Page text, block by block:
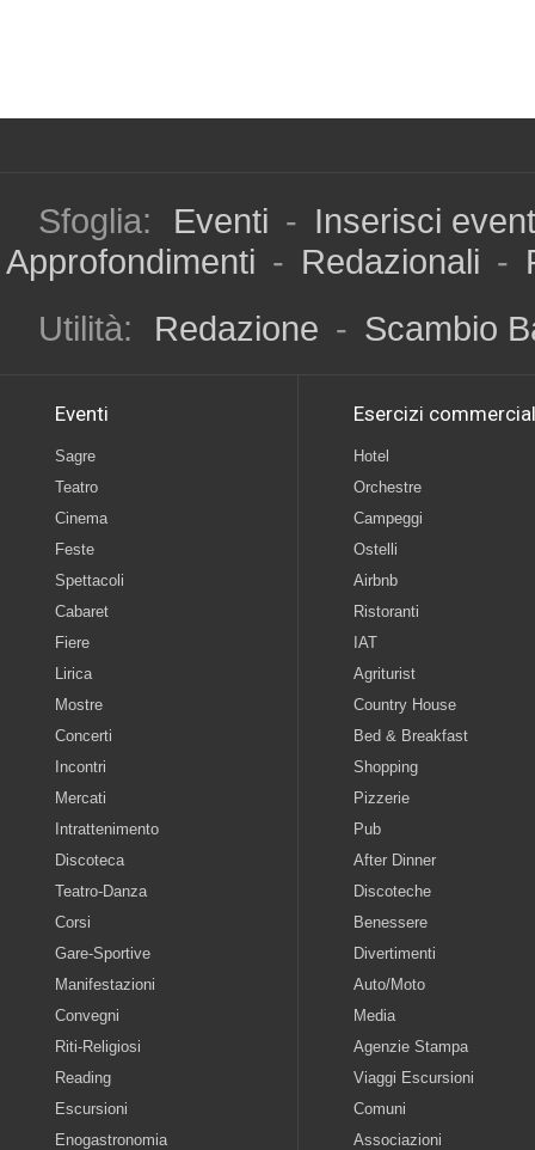
Sfoglia: Eventi - Inserisci
Approfondimenti - Redazionali -
Utilità:
Redazione - Scambio
Eventi
Sagre
Teatro
Cinema
Feste
Spettacoli
Cabaret
Fiere
Lirica
Mostre
Concerti
Incontri
Mercati
Intrattenimento
Discoteca
Teatro-Danza
Corsi
Gare-Sportive
Manifestazioni
Convegni
Riti-Religiosi
Reading
Escursioni
Enogastronomia
Esercizi
Hotel
Orchestre
Campeggi
Ostelli
Airbnb
Ristoranti
IAT
Agriturist
Country House
Bed & Breakfast
Shopping
Pizzerie
Pub
After Dinner
Discoteche
Benessere
Divertimenti
Auto/Moto
Media
Agenzie Stampa
Viaggi Escursioni
Comuni
Associazioni